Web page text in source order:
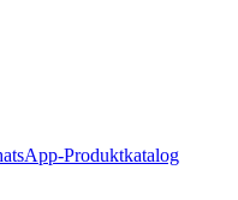
Produktkatalog